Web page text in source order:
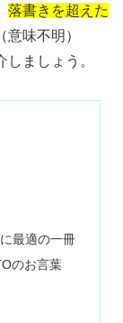
落書きを超えた
意味不明）
ましょう。
最適の一冊
のお言葉